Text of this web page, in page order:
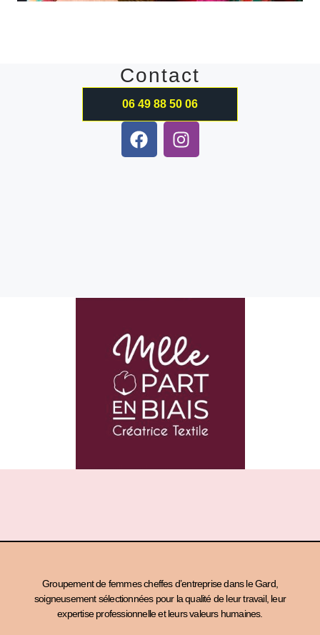
Contact
06 49 88 50 06
Groupement de femmes cheffes d’entreprise dans le Gard,
soigneusement sélectionnées pour la qualité de leur travail, leur
expertise professionnelle et leurs valeurs humaines.